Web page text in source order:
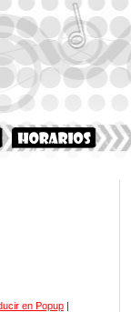
en Popup|